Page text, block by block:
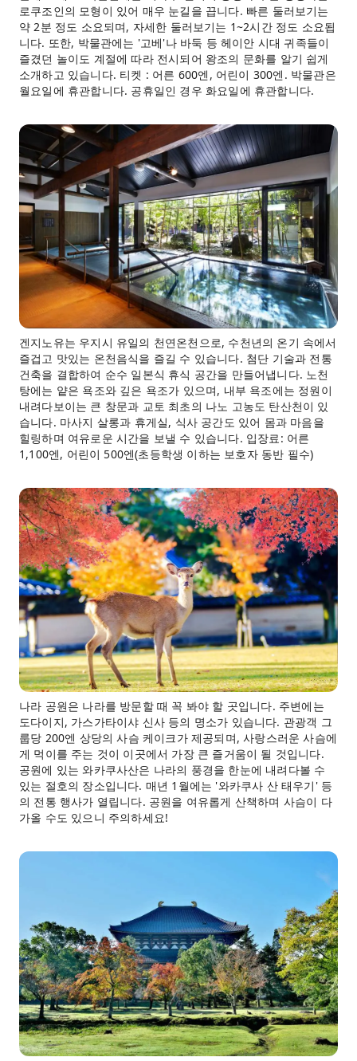
로쿠조인의 모형이 있어 매우 눈길을 끕니다. 빠른 둘러보기는
약 2분 정도 소요되며, 자세한 둘러보기는 1~2시간 정도 소요됩
니다. 또한, 박물관에는 '고베'나 바둑 등 헤이안 시대 귀족들이
즐겼던 놀이도 계절에 따라 전시되어 왕조의 문화를 알기 쉽게
소개하고 있습니다. 티켓 : 어른 600엔, 어린이 300엔. 박물관은
월요일에 휴관합니다. 공휴일인 경우 화요일에 휴관합니다.
겐지노유는 우지시 유일의 천연온천으로, 수천년의 온기 속에서
즐겁고 맛있는 온천음식을 즐길 수 있습니다. 첨단 기술과 전통
건축을 결합하여 순수 일본식 휴식 공간을 만들어냅니다. 노천
탕에는 얕은 욕조와 깊은 욕조가 있으며, 내부 욕조에는 정원이
내려다보이는 큰 창문과 교토 최초의 나노 고농도 탄산천이 있
습니다. 마사지 살롱과 휴게실, 식사 공간도 있어 몸과 마음을
힐링하며 여유로운 시간을 보낼 수 있습니다. 입장료: 어른
1,100엔, 어린이 500엔(초등학생 이하는 보호자 동반 필수)
나라 공원은 나라를 방문할 때 꼭 봐야 할 곳입니다. 주변에는
도다이지, 가스가타이샤 신사 등의 명소가 있습니다. 관광객 그
룹당 200엔 상당의 사슴 케이크가 제공되며, 사랑스러운 사슴에
게 먹이를 주는 것이 이곳에서 가장 큰 즐거움이 될 것입니다.
공원에 있는 와카쿠사산은 나라의 풍경을 한눈에 내려다볼 수
있는 절호의 장소입니다. 매년 1월에는 '와카쿠사 산 태우기' 등
의 전통 행사가 열립니다. 공원을 여유롭게 산책하며 사슴이 다
가올 수도 있으니 주의하세요!